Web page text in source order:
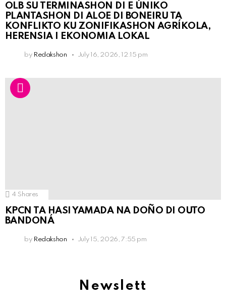
OLB SU TERMINASHON DI E ÚNIKO
PLANTASHON DI ALOE DI BONEIRU TA
KONFLIKTO KU ZONIFIKASHON AGRÍKOLA,
HERENSIA I EKONOMIA LOKAL
by Redakshon July 16, 2026, 12:15 pm
4 Shares
KPCN TA HASI YAMADA NA DOÑO DI OUTO
BANDONÁ
by Redakshon July 15, 2026, 7:55 pm
Newslett